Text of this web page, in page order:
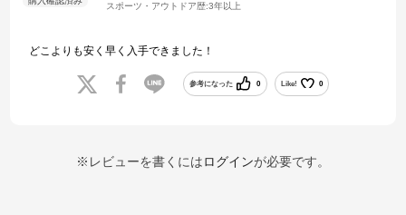
スポーツ・アウトドア歴:3年以上
どこよりも安く早く入手できました！
参考になった 0 Like! 0
※レビューを書くにはログインが必要です。